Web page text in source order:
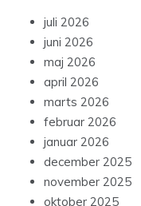
juli 2026
juni 2026
maj 2026
april 2026
marts 2026
februar 2026
januar 2026
december 2025
november 2025
oktober 2025